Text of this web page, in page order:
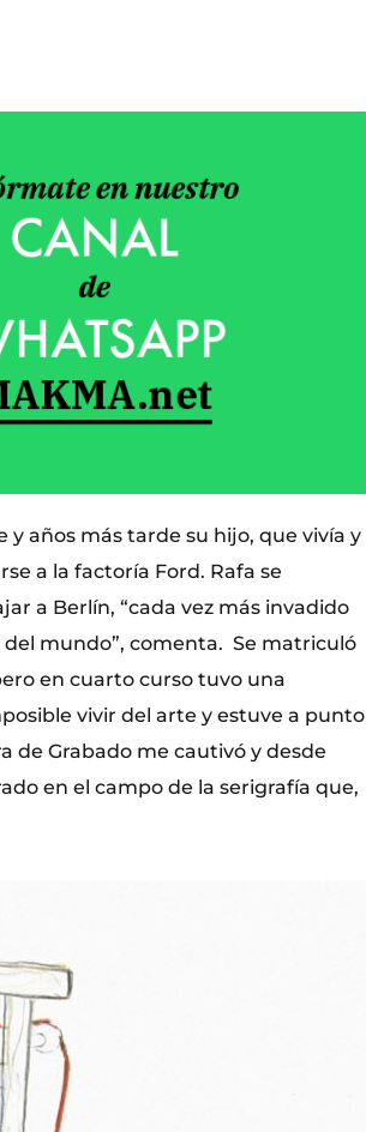
y años más tarde su hijo, que vivía y
a la factoría Ford. Rafa se
a Berlín, “cada vez más invadido
mundo”, comenta. Se matriculó
en cuarto curso tuvo una
vivir del arte y estuve a punto
de Grabado me cautivó y desde
en el campo de la serigrafía que,